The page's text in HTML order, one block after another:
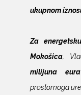
ukupnom
Za
Mokošica,
milijuna eura
prostornoga